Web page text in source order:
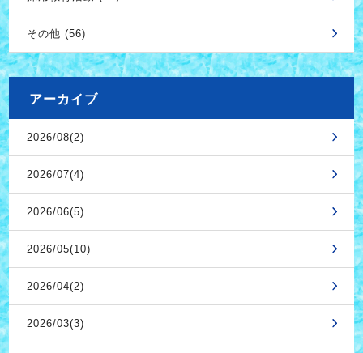
その他 (56)
アーカイブ
2026/08(2)
2026/07(4)
2026/06(5)
2026/05(10)
2026/04(2)
2026/03(3)